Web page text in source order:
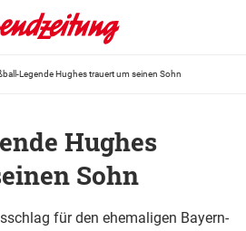
Legende Hughes trauert um seinen Sohn
Hughes
Sohn
für den ehemaligen Bayern-